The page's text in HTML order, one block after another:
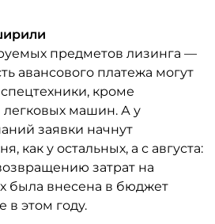
предметов лизинга —
авансового платежа могут
кроме
машин. А у
заявки начнут
как у остальных, а с августа:
затрат на
была внесена в бюджет
в этом году.